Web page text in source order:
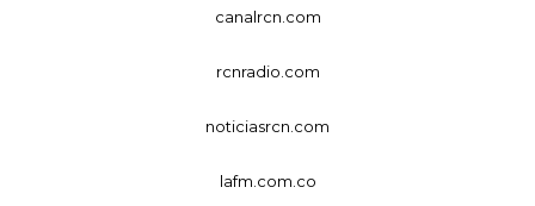
canalrcn.com
rcnradio.com
noticiasrcn.com
lafm.com.co